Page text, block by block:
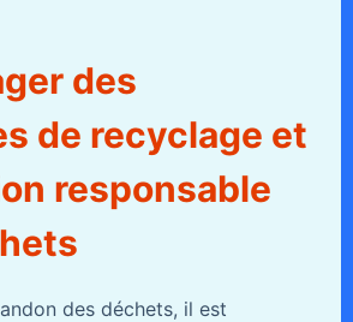
des
de recyclage et
responsable
des déchets, il est